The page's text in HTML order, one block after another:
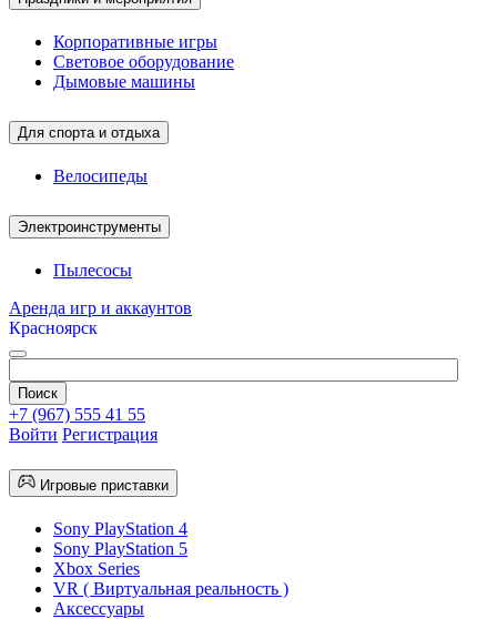
Корпоративные игры
Световое оборудование
Дымовые машины
Для спорта и отдыха
Велосипеды
Электроинструменты
Пылесосы
Аренда игр и аккаунтов
Красноярск
+7 (967) 555 41 55
Войти Регистрация
Игровые приставки
Sony PlayStation 4
Sony PlayStation 5
Xbox Series
VR ( Виртуальная реальность )
Аксессуары